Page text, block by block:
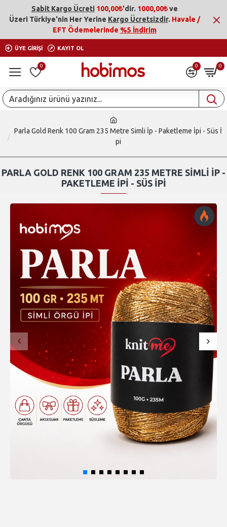
Sabit Kargo Ücreti 100,00₺'dir. 1000,00₺ve
Üzeri Türkiye'nin Her Yerine Kargo Ücretsizdir. Havale /
EFT Ödemelerinde %5 İndirim
ÜYE GIRIŞI KAYIT OL
0 0 0
Parla Gold Renk 100 Gram 235 Metre Simli İp - Paketleme İpi - Süs İ
pi
PARLA GOLD RENK 100 GRAM 235 METRE SIMLI İP -
PAKETLEME İPI - SÜS İPI